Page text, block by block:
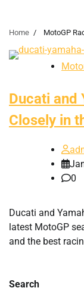
Home MotoGP
Ducati and
Closely in
0
Ducati and
latest MotoGP
and the best
Search